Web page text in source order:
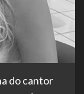
do cantor